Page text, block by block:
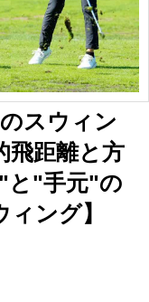
スウィン
飛距離と方
と"手元"の
ング】